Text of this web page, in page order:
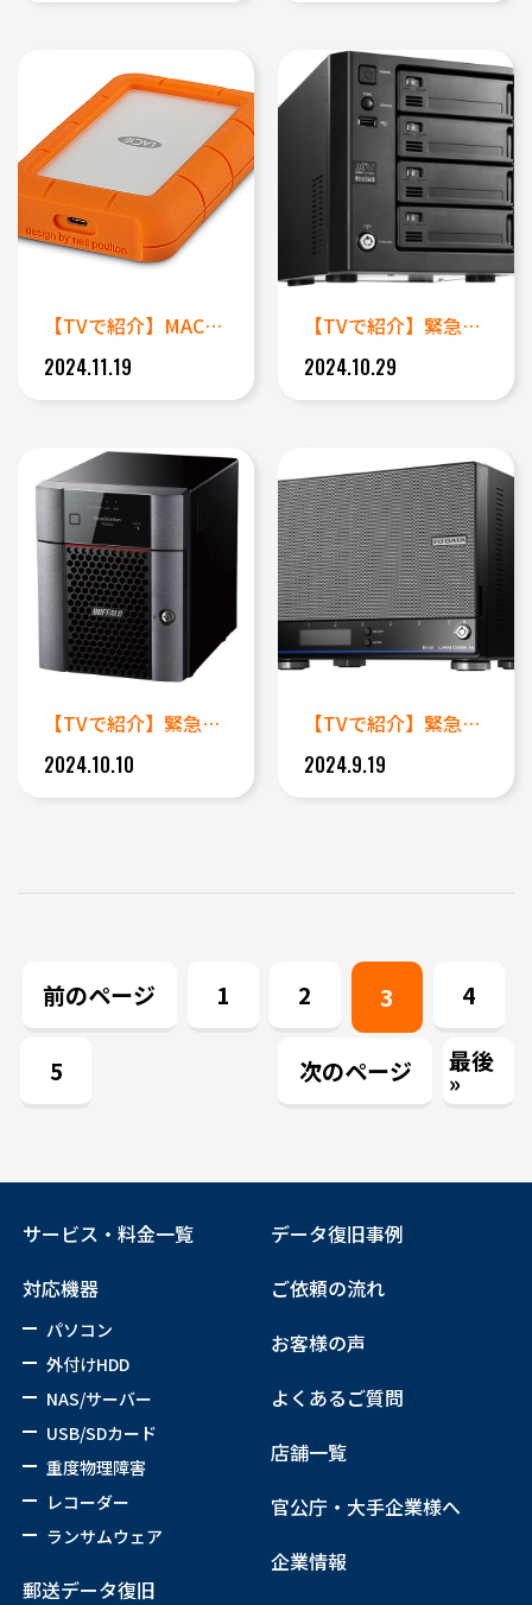
【TVで紹介】MACでマウント...
2024.11.19
【TVで紹介】緊急対応 機器の...
2024.10.29
【TVで紹介】緊急対応 ディス...
2024.10.10
【TVで紹介】緊急対応 データ...
2024.9.19
前のページ 1 2 3 4
5 次のページ 最後
»
サービス・料金一覧
対応機器
パソコン
外付けHDD
NAS/サーバー
USB/SDカード
重度物理障害
レコーダー
ランサムウェア
郵送データ復旧
データ復旧事例
ご依頼の流れ
お客様の声
よくあるご質問
店舗一覧
官公庁・大手企業様へ
企業情報